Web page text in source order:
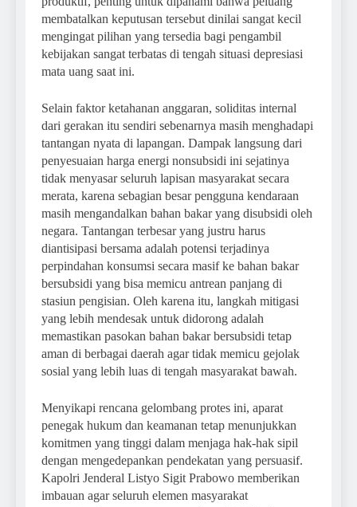
membatalkan keputusan tersebut dinilai sangat kecil
mengingat pilihan yang tersedia bagi pengambil
kebijakan sangat terbatas di tengah situasi depresiasi
mata uang saat ini.
Selain faktor ketahanan anggaran, soliditas internal
dari gerakan itu sendiri sebenarnya masih menghadapi
tantangan nyata di lapangan. Dampak langsung dari
penyesuaian harga energi nonsubsidi ini sejatinya
tidak menyasar seluruh lapisan masyarakat secara
merata, karena sebagian besar pengguna kendaraan
masih mengandalkan bahan bakar yang disubsidi oleh
negara. Tantangan terbesar yang justru harus
diantisipasi bersama adalah potensi terjadinya
perpindahan konsumsi secara masif ke bahan bakar
bersubsidi yang bisa memicu antrean panjang di
stasiun pengisian. Oleh karena itu, langkah mitigasi
yang lebih mendesak untuk didorong adalah
memastikan pasokan bahan bakar bersubsidi tetap
aman di berbagai daerah agar tidak memicu gejolak
sosial yang lebih luas di tengah masyarakat bawah.
Menyikapi rencana gelombang protes ini, aparat
penegak hukum dan keamanan tetap menunjukkan
komitmen yang tinggi dalam menjaga hak-hak sipil
dengan mengedepankan pendekatan yang persuasif.
Kapolri Jenderal Listyo Sigit Prabowo memberikan
imbauan agar seluruh elemen masyarakat